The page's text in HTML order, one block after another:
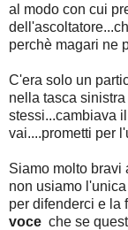
al modo con cui
perchè magari ne
C'era solo un
nella tasca
stessi...cambiava
vai....prometti per
Siamo molto bravi
non usiamo
per difenderci e la
voce che se